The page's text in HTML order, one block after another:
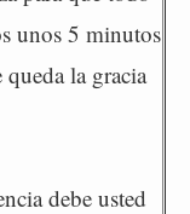
unos 5 minutos
la gracia
debe usted